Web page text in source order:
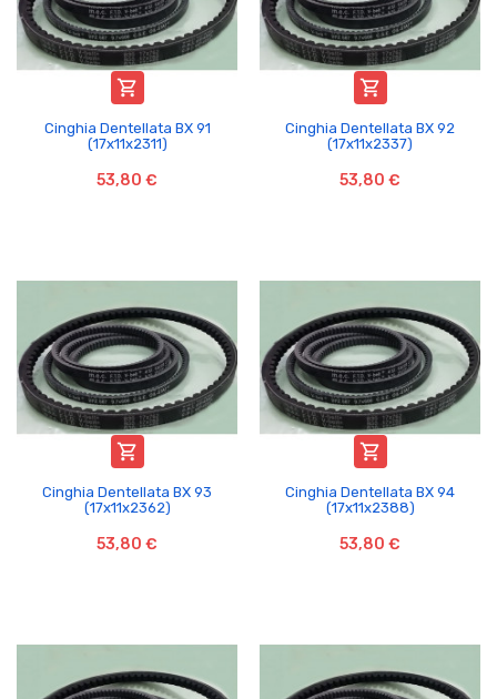

Cinghia Dentellata BX 91
(17x11x2311)
53,80 €

Cinghia Dentellata BX 92
(17x11x2337)
53,80 €

Cinghia Dentellata BX 93
(17x11x2362)
53,80 €

Cinghia Dentellata BX 94
(17x11x2388)
53,80 €